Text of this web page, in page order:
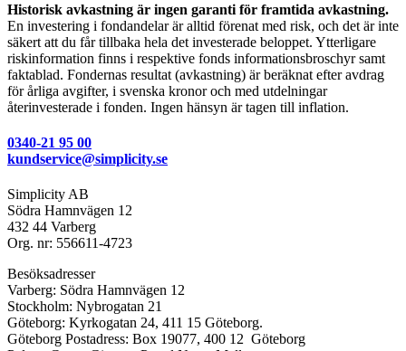
Historisk avkastning är ingen garanti för framtida avkastning.
En investering i fondandelar är alltid förenat med risk, och det är inte
säkert att du får tillbaka hela det investerade beloppet. Ytterligare
riskinformation finns i respektive fonds informationsbroschyr samt
faktablad. Fondernas resultat (avkastning) är beräknat efter avdrag
för årliga avgifter, i svenska kronor och med utdelningar
återinvesterade i fonden. Ingen hänsyn är tagen till inflation.
0340-21 95 00
kundservice@simplicity.se
Simplicity AB
Södra Hamnvägen 12
432 44 Varberg
Org. nr: 556611-4723
Besöksadresser
Varberg: Södra Hamnvägen 12
Stockholm: Nybrogatan 21
Göteborg: Kyrkogatan 24, 411 15 Göteborg.
Göteborg Postadress: Box 19077, 400 12 Göteborg